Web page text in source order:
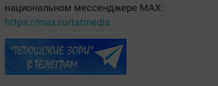
национальном мессенджере MАХ:
https://max.ru/tatmedia